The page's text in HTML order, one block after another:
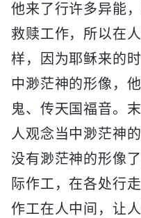
他来了行许多异能
救赎工作，所以在
样，因为耶稣来的
中渺茫神的形像，
鬼、传天国福音。
人观念当中渺茫神
没有渺茫神的形像
际作工，在各处行
作工在人中间，让